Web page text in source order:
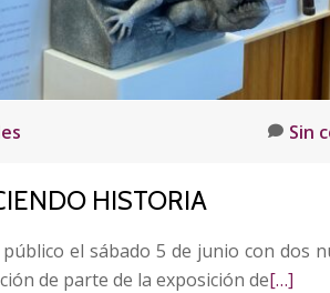
Sin
HISTORIA
el sábado 5 de junio con dos
de parte de la exposición deLeer
[…]